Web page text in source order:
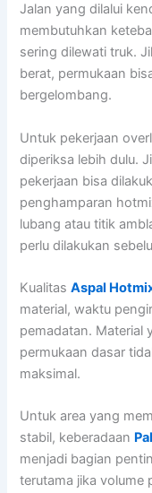
Jalan yang dilalui
membutuhkan
sering dilewati truk.
berat, permukaan
bergelombang.
Untuk pekerjaan
diperiksa lebih dulu.
pekerjaan bisa
penghamparan
lubang atau titik
perlu dilakukan
KualitasAspal
material, waktu
pemadatan. Material
permukaan dasar
maksimal.
Untuk area yang
stabil, keberadaan
menjadi bagian
terutama jika volume